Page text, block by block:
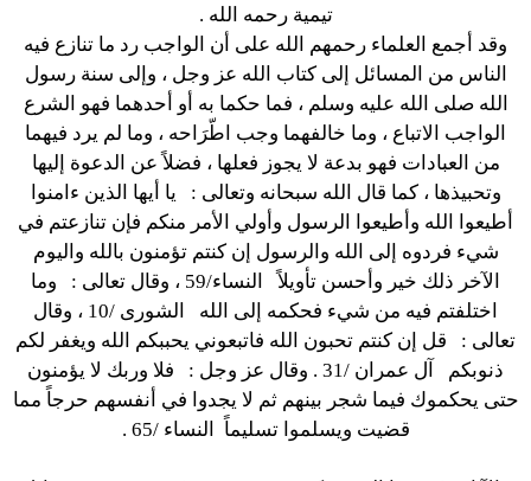
تيمية رحمه الله .
وقد أجمع العلماء رحمهم الله على أن الواجب رد ما تنازع فيه
الناس من المسائل إلى كتاب الله عز وجل ، وإلى سنة رسول
الله صلى الله عليه وسلم ، فما حكما به أو أحدهما فهو الشرع
الواجب الاتباع ، وما خالفهما وجب اطّرَاحه ، وما لم يرد فيهما
من العبادات فهو بدعة لا يجوز فعلها ، فضلاً عن الدعوة إليها
وتحبيذها ، كما قال الله سبحانه وتعالى : يا أيها الذين ءامنوا
أطيعوا الله وأطيعوا الرسول وأولي الأمر منكم فإن تنازعتم في
شيء فردوه إلى الله والرسول إن كنتم تؤمنون بالله واليوم
الآخر ذلك خير وأحسن تأويلاً
النساء/59 ، وقال تعالى :
وما
اختلفتم فيه من شيء فحكمه إلى الله
الشورى /10 ، وقال
تعالى : قل إن كنتم تحبون الله فاتبعوني يحببكم الله ويغفر لكم
ذنوبكم
آل عمران /31 . وقال عز وجل :
فلا وربك لا يؤمنون
حتى يحكموك فيما شجر بينهم ثم لا يجدوا في أنفسهم حرجاً مما
قضيت ويسلموا تسليماً
النساء /65 .